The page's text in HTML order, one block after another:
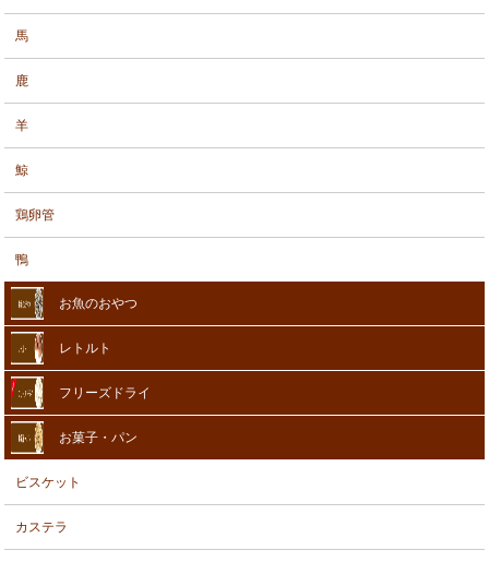
馬
鹿
羊
鯨
鶏卵管
鴨
お魚のおやつ
レトルト
フリーズドライ
お菓子・パン
ビスケット
カステラ